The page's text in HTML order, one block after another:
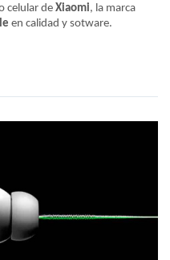
celular de Xiaomi, la marca
en calidad y sotware.